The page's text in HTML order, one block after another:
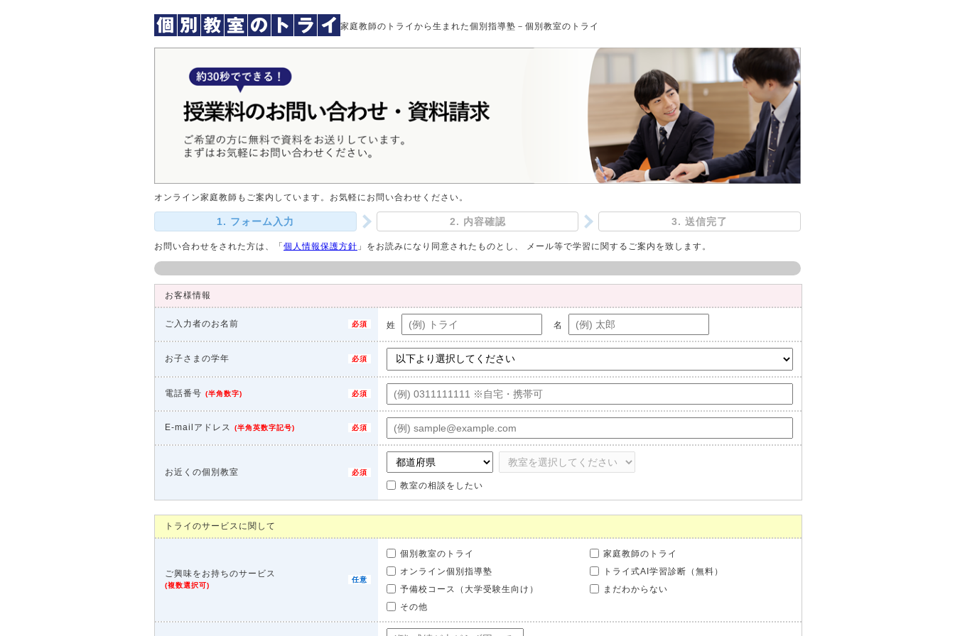
家庭教師のトライから生まれた個別指導塾－個別教室のトライ
オンライン家庭教師もご案内しています。お気軽にお問い合わせください。
1. フォーム入力 2. 内容確認 3. 送信完了
お問い合わせをされた方は、「個人情報保護方針 」をお読みになり同意されたものとし、 メール等で学習に関するご案内を致します。
お客様情報
ご入力者のお名前 姓 名
お子さまの学年
電話番号 (半角数字)
E-mailアドレス (半角英数字記号)
お近くの個別教室
教室の相談をしたい
トライのサービスに関して
ご興味をお持ちのサービス
(複数選択可)
個別教室のトライ
家庭教師のトライ
オンライン個別指導塾
トライ式AI学習診断（無料）
予備校コース（大学受験生向け）
まだわからない
その他